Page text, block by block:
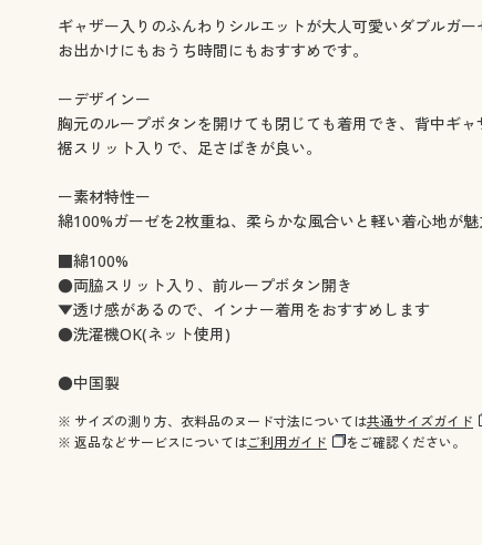
ギャザー入りのふんわりシルエットが大人可愛いダブルガー
お出かけにもおうち時間にもおすすめです。
ーデザインー
胸元のループボタンを開けても閉じても着用でき、背中ギャ
裾スリット入りで、足さばきが良い。
ー素材特性ー
綿100%ガーゼを2枚重ね、柔らかな風合いと軽い着心地が魅
■綿100%
●両脇スリット入り、前ループボタン開き
▼透け感があるので、インナー着用をおすすめします
●洗濯機OK(ネット使用)
●中国製
※ サイズの測り方、衣料品のヌード寸法については共通サイズガイド
※ 返品などサービスについてはご利用ガイド をご確認ください。